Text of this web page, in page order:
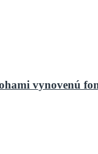
vynovenú